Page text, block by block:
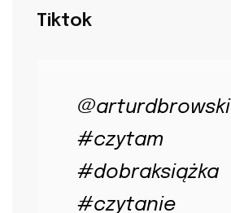
Tiktok
@arturdbrowski
#czytam
#dobraksiążka
#czytanie